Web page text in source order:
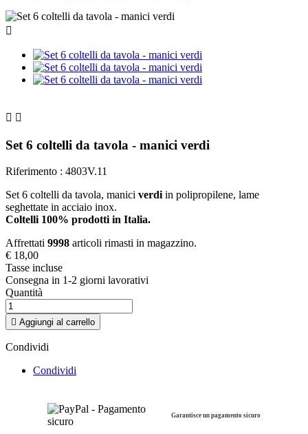

 
Set 6 coltelli da tavola - manici verdi
Riferimento : 4803V.11
Set 6 coltelli da tavola, manici verdiin polipropilene, lame
seghettate in acciaio inox.
Coltelli 100% prodotti in Italia.
Affrettati 9998 articoli rimasti in magazzino.
€ 18,00
Tasse incluse
Consegna in 1-2 giorni lavorativi
Quantità
 Aggiungi al carrello
Condividi
Condividi
Garantisce un pagamento sicuro